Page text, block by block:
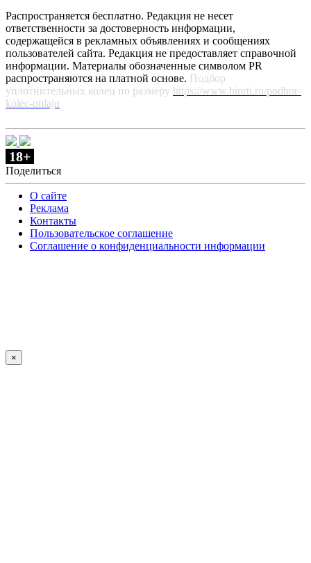
Распространяется бесплатно. Редакция не несет
ответственности за достоверность информации,
содержащейся в рекламных объявлениях и сообщениях
пользователей сайта. Редакция не предоставляет справочной
информации. Материалы обозначенные символом PR
распространяются на платной основе. Подбор
уплотнительных колец по размеру https://www.binrti.ru/podbor-
kolec-onlajn
18+
Поделиться
О сайте
Реклама
Контакты
Пользовательское соглашение
Соглашение о конфиденциальности информации
×